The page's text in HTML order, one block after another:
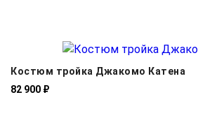
Костюм тройка Джакомо Катена
82 900 ₽